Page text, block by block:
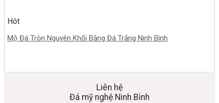
Hót
Mộ Đá Tròn Nguyên Khối Bằng Đá Trắng Ninh Bình
Liên hệ
Đá mỹ nghệ Ninh Bình